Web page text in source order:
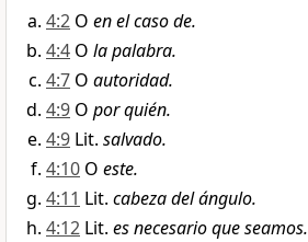
4:2 O en el caso de.
4:4 O la palabra.
4:7 O autoridad.
4:9 O por quién.
4:9 Lit. salvado.
4:10 O este.
4:11 Lit. cabeza del ángulo.
4:12 Lit. es necesario que seamos.